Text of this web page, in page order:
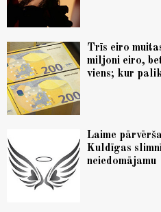
Trīs eiro
miljoni eiro,
viens; kur
Laime
Kuldīgas
neiedomājamu